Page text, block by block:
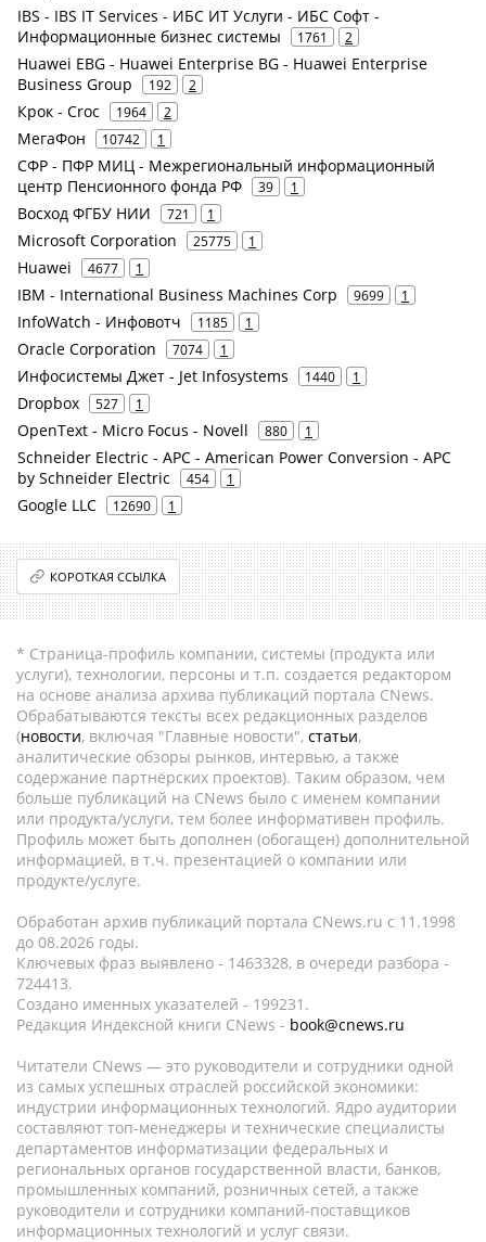
IBS - IBS IT Services - ИБС ИТ Услуги - ИБС Софт -
Информационные бизнес системы
1761 2
Huawei EBG - Huawei Enterprise BG - Huawei Enterprise
Business Group
192 2
Крок - Croc 1964 2
МегаФон 10742 1
СФР - ПФР МИЦ - Межрегиональный информационный
центр Пенсионного фонда РФ
39 1
Восход ФГБУ НИИ 721 1
Microsoft Corporation 25775 1
Huawei 4677 1
IBM - International Business Machines Corp 9699 1
InfoWatch - Инфовотч 1185 1
Oracle Corporation 7074 1
Инфосистемы Джет - Jet Infosystems 1440 1
Dropbox 527 1
OpenText - Micro Focus - Novell 880 1
Schneider Electric - APC - American Power Conversion - APC
by Schneider Electric
454 1
Google LLC 12690 1
КОРОТКАЯ ССЫЛКА
* Страница-профиль компании, системы (продукта или
услуги), технологии, персоны и т.п. создается редактором
на основе анализа архива публикаций портала CNews.
Обрабатываются тексты всех редакционных разделов
(новости, включая "Главные новости", статьи,
аналитические обзоры рынков, интервью, а также
содержание партнёрских проектов). Таким образом, чем
больше публикаций на CNews было с именем компании
или продукта/услуги, тем более информативен профиль.
Профиль может быть дополнен (обогащен) дополнительной
информацией, в т.ч. презентацией о компании или
продукте/услуге.
Обработан архив публикаций портала CNews.ru c 11.1998
до 08.2026 годы.
Ключевых фраз выявлено - 1463328, в очереди разбора -
724413.
Создано именных указателей - 199231.
Редакция Индексной книги CNews - book@cnews.ru
Читатели CNews — это руководители и сотрудники одной
из самых успешных отраслей российской экономики:
индустрии информационных технологий. Ядро аудитории
составляют топ-менеджеры и технические специалисты
департаментов информатизации федеральных и
региональных органов государственной власти, банков,
промышленных компаний, розничных сетей, а также
руководители и сотрудники компаний-поставщиков
информационных технологий и услуг связи.